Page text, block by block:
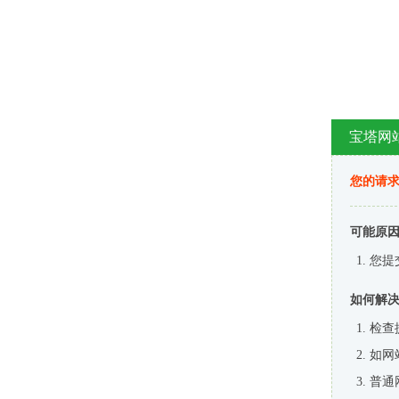
宝塔网
您的请
可能原
您提
如何解
检查
如网
普通